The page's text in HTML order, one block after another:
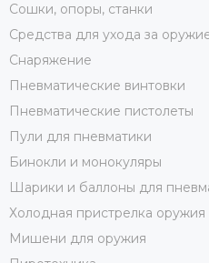
Сошки, опоры, станки
Средства для ухода за
Снаряжение
Пневматические винтовки
Пневматические пистолеты
Пули для пневматики
Бинокли и монокуляры
Шарики и баллоны для
Холодная пристрелка оружия
Мишени для оружия